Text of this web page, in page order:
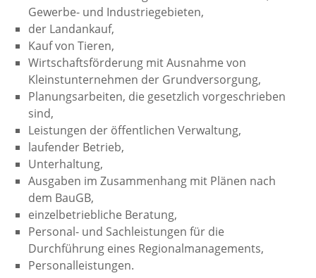
Gewerbe- und Industriegebieten,
der Landankauf,
Kauf von Tieren,
Wirtschaftsförderung mit Ausnahme von
Kleinstunternehmen der Grundversorgung,
Planungsarbeiten, die gesetzlich vorgeschrieben
sind,
Leistungen der öffentlichen Verwaltung,
laufender Betrieb,
Unterhaltung,
Ausgaben im Zusammenhang mit Plänen nach
dem BauGB,
einzelbetriebliche Beratung,
Personal- und Sachleistungen für die
Durchführung eines Regionalmanagements,
Personalleistungen.